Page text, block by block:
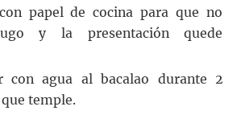
papel de cocina para que no
y la presentación quede
con agua al bacalao durante 2
temple.